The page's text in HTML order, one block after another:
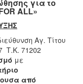
για το
ALL»
Αγ. Τίτου
Τ.Κ. 71202
με
από